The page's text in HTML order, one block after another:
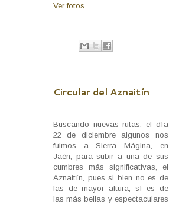
Ver fotos
Circular del Aznaitín
Buscando nuevas rutas, el día
22 de diciembre algunos nos
fuimos a Sierra Mágina, en
Jaén, para subir a una de sus
cumbres más significativas, el
Aznaitín, pues si bien no es de
las de mayor altura, sí es de
las más bellas y espectaculares